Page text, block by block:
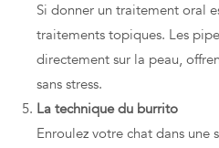
Si donner un traitement oral
traitements topiques. Les
directement sur la peau,
sans stress.
La technique du burrito
Enroulez votre chat dans une